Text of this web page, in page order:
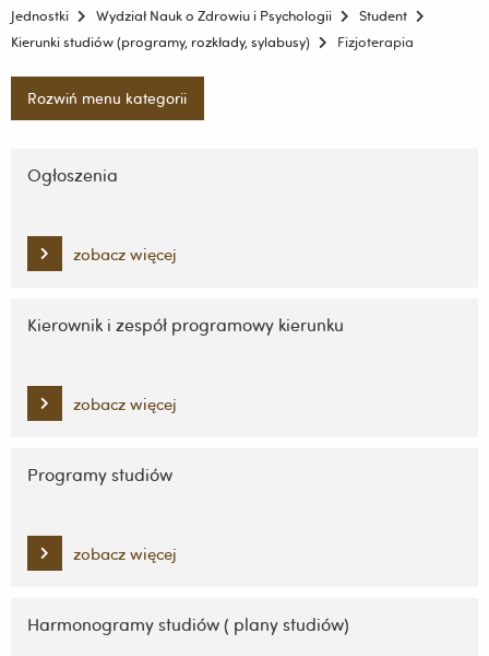
Jednostki
Wydział Nauk o Zdrowiu i Psychologii
Student
Kierunki studiów (programy, rozkłady, sylabusy)
Fizjoterapia
Rozwiń menu kategorii
nawigację
treści
Ogłoszenia
zobacz więcej
Kierownik i zespół programowy kierunku
zobacz więcej
Programy studiów
zobacz więcej
Harmonogramy studiów ( plany studiów)